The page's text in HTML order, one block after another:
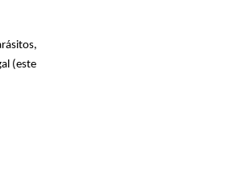
(este